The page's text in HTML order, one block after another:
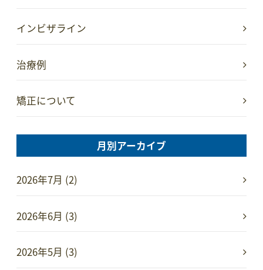
インビザライン
治療例
矯正について
月別アーカイブ
2026年7月 (2)
2026年6月 (3)
2026年5月 (3)